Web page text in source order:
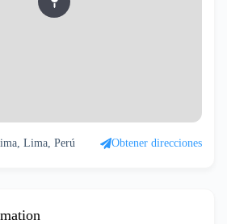
Lima, Perú Obtener direcciones